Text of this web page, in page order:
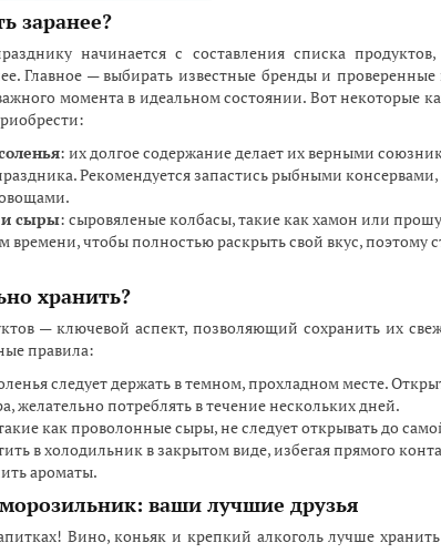
заранее?
начинается с составления списка
Главное — выбирать известные бренды и
момента в идеальном состоянии. Вот некоторые
: их долгое содержание делает их верными
Рекомендуется запастись рыбными
и сыры: сыровяленые колбасы, такие как хамон или
времени, чтобы полностью раскрыть свой вкус, поэтому
хранить?
— ключевой аспект, позволяющий сохранить их
правила:
следует держать в темном, прохладном месте.
желательно потреблять в течение нескольких дней.
как проволонные сыры, не следует открывать до
в холодильник в закрытом виде, избегая прямого
ароматы.
ваши лучшие друзья
Вино, коньяк и крепкий алкоголь лучше